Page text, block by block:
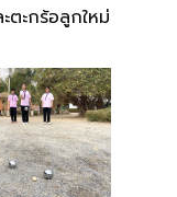
ตะกร้อลูกใหม่